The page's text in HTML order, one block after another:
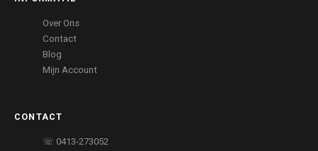
Over Ons
Contact
Blog
Mijn Account
CONTACT
☏ 0413-273052